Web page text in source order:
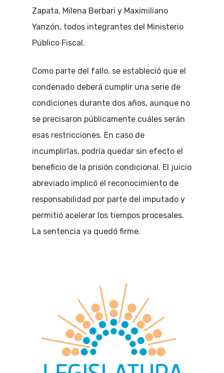
Zapata, Milena Berbari y Maximiliano
Yanzón, todos integrantes del Ministerio
Público Fiscal.
Como parte del fallo, se estableció que el
condenado deberá cumplir una serie de
condiciones durante dos años, aunque no
se precisaron públicamente cuáles serán
esas restricciones. En caso de
incumplirlas, podría quedar sin efecto el
beneficio de la prisión condicional. El juicio
abreviado implicó el reconocimiento de
responsabilidad por parte del imputado y
permitió acelerar los tiempos procesales.
La sentencia ya quedó firme.